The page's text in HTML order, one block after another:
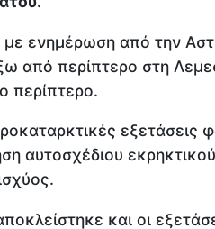
ενημέρωση από την
από περίπτερο στη
περίπτερο.
εξετάσεις
αυτοσχέδιου
και οι